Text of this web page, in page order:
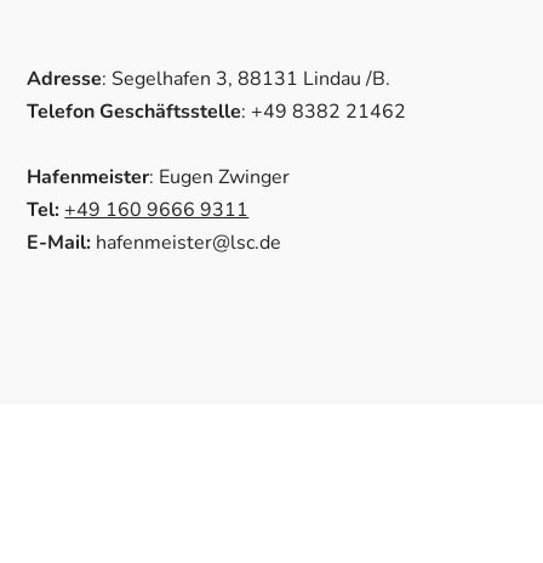
Adresse: Segelhafen 3, 88131 Lindau /B.
Telefon Geschäftsstelle: +49 8382 21462
Hafenmeister: Eugen Zwinger
Tel: +49 160 9666 9311
E-Mail: hafenmeister@lsc.de